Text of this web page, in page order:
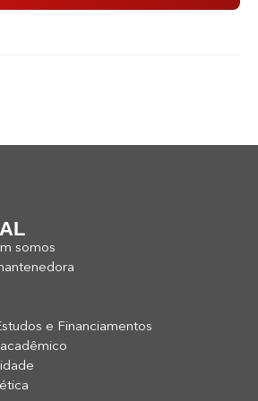
somos
e Financiamentos